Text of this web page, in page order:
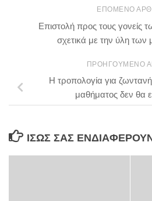
ΕΠΌΜΕΝΟ
Επιστολή προς τους γονείς
σχετικά με την ύλη
ΠΡΟΗΓΟΎΜΕΝΟ
H τροπολογία για
μαθήματος δεν θα
ΊΣΩΣ ΣΑΣ